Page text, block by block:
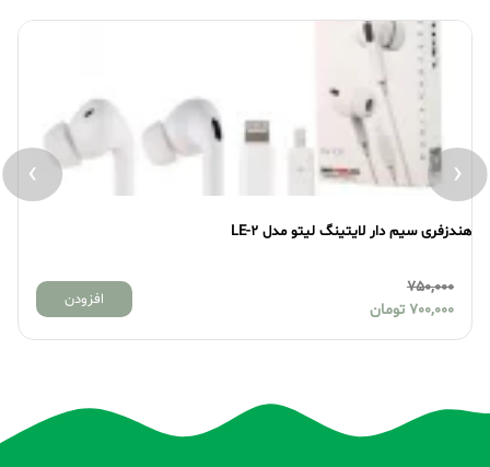
هندزفری سیم دار لایتینگ لیتو مدل LE-2
750,000
700,000 تومان
افزودن
‹
›